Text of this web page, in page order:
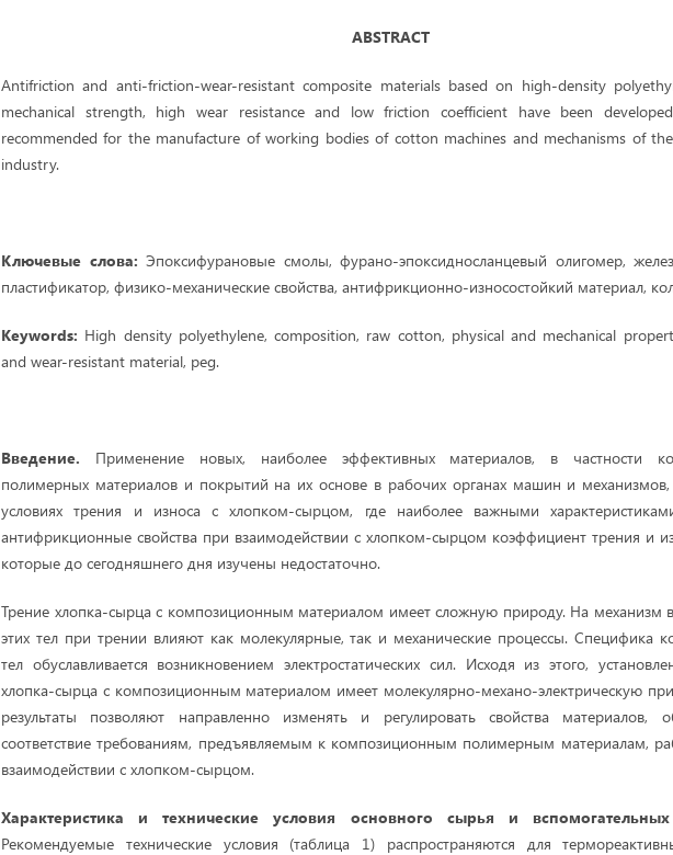
ABSTRACT
Antifriction and anti-friction-wear-resistant composite materials based on high-density
mechanical strength, high wear resistance and low friction coefficient have been
recommended for the manufacture of working bodies of cotton machines and mechanisms of
industry.
Ключевые слова:Эпоксифурановые смолы, фурано-эпоксидносланцевый олигомер,
пластификатор, физико-механические свойства, антифрикционно-износостойкий материал,
Keywords: High density polyethylene, composition, raw cotton, physical and mechanical
and wear-resistant material, peg.
Введение. Применение новых, наиболее эффективных материалов, в частности
полимерных материалов и покрытий на их основе в рабочих органах машин и
условиях трения и износа с хлопком-сырцом, где наиболее важными
антифрикционные свойства при взаимодействии с хлопком-сырцом коэффициент трения и
которые до сегодняшнего дня изучены недостаточно.
Трение хлопка-сырца с композиционным материалом имеет сложную природу. На механизм
этих тел при трении влияют как молекулярные, так и механические процессы. Специфика
тел обуславливается возникновением электростатических сил. Исходя из этого,
хлопка-сырца с композиционным материалом имеет молекулярно-механо-электрическую
результаты позволяют направленно изменять и регулировать свойства материалов,
соответствие требованиям, предъявляемым к композиционным полимерным материалам,
взаимодействии с хлопком-сырцом.
Характеристика и технические условия основного сырья и
Рекомендуемые технические условия (таблица 1) распространяются для